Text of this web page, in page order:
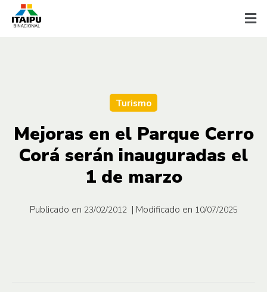
Turismo
Mejoras en el Parque Cerro
Corá serán inauguradas el
1 de marzo
Publicado en 23/02/2012 | Modificado en 10/07/2025